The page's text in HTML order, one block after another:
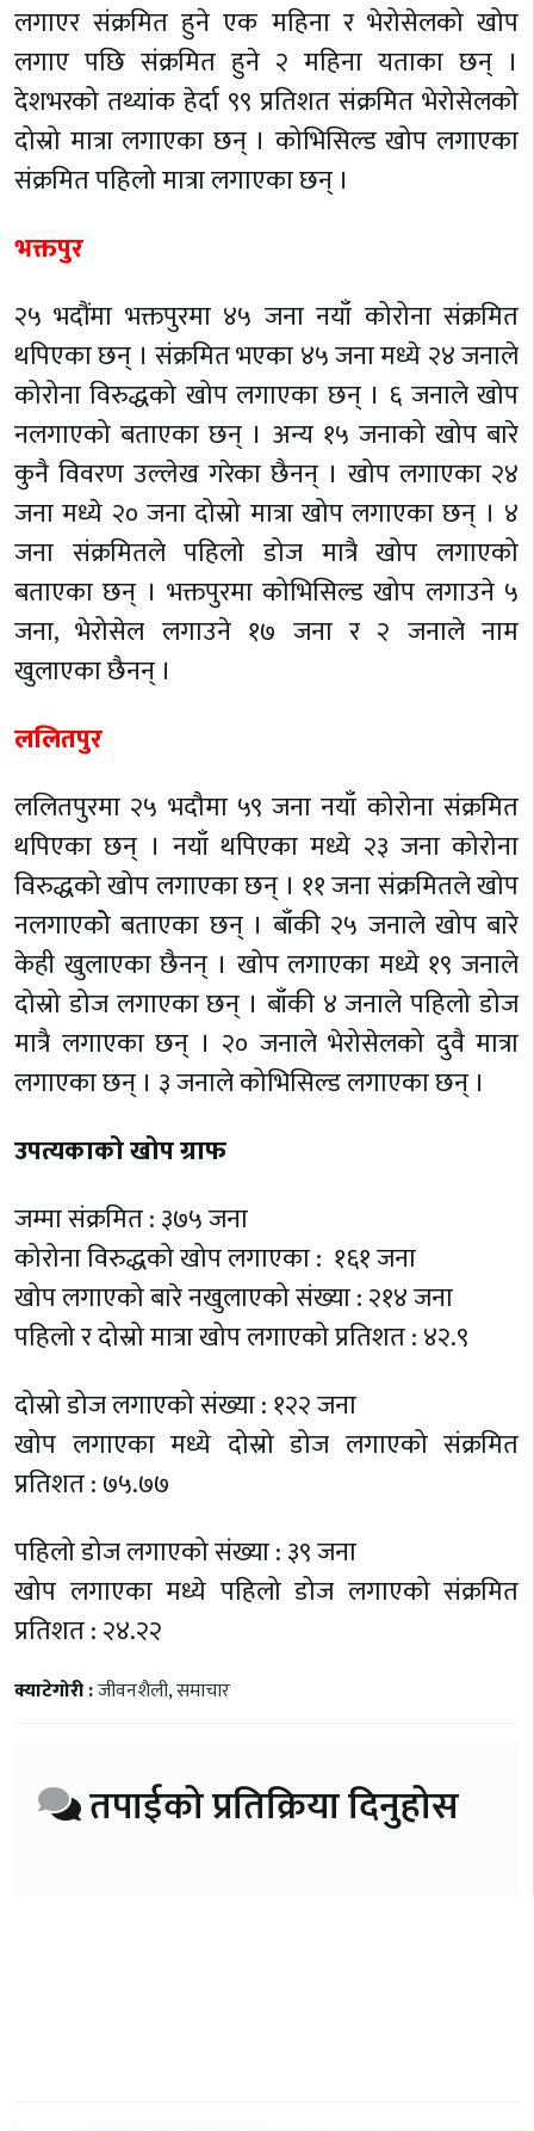
लगाएर संक्रमित हुने एक महिना र भेरोसेलको खोप
लगाए पछि संक्रमित हुने २ महिना यताका छन् ।
देशभरको तथ्यांक हेर्दा ९९ प्रतिशत संक्रमित भेरोसेलको
दोस्रो मात्रा लगाएका छन् । कोभिसिल्ड खोप लगाएका
संक्रमित पहिलो मात्रा लगाएका छन् ।
भक्तपुर
२५ भदौंमा भक्तपुरमा ४५ जना नयाँ कोरोना संक्रमित
थपिएका छन् । संक्रमित भएका ४५ जना मध्ये २४ जनाले
कोरोना विरुद्धको खोप लगाएका छन् । ६ जनाले खोप
नलगाएको बताएका छन् । अन्य १५ जनाको खोप बारे
कुनै विवरण उल्लेख गरेका छैनन् । खोप लगाएका २४
जना मध्ये २० जना दोस्रो मात्रा खोप लगाएका छन् । ४
जना संक्रमितले पहिलो डोज मात्रै खोप लगाएको
बताएका छन् । भक्तपुरमा कोभिसिल्ड खोप लगाउने ५
जना, भेरोसेल लगाउने १७ जना र २ जनाले नाम
खुलाएका छैनन् ।
ललितपुर
ललितपुरमा २५ भदौमा ५९ जना नयाँ कोरोना संक्रमित
थपिएका छन् । नयाँ थपिएका मध्ये २३ जना कोरोना
विरुद्धको खोप लगाएका छन् । ११ जना संक्रमितले खोप
नलगाएकोे बताएका छन् । बाँकी २५ जनाले खोप बारे
केही खुलाएका छैनन् । खोप लगाएका मध्ये १९ जनाले
दोस्रो डोज लगाएका छन् । बाँकी ४ जनाले पहिलो डोज
मात्रै लगाएका छन् । २० जनाले भेरोसेलको दुवै मात्रा
लगाएका छन् । ३ जनाले कोभिसिल्ड लगाएका छन् ।
उपत्यकाको खोप ग्राफ
जम्मा संक्रमित : ३७५ जना
कोरोना विरुद्धको खोप लगाएका : १६१ जना
खोप लगाएको बारे नखुलाएको संख्या : २१४ जना
पहिलो र दोस्रो मात्रा खोप लगाएको प्रतिशत : ४२.९
दोस्रो डोज लगाएको संख्या : १२२ जना
खोप लगाएका मध्ये दोस्रो डोज लगाएको संक्रमित
प्रतिशत : ७५.७७
पहिलो डोज लगाएको संख्या : ३९ जना
खोप लगाएका मध्ये पहिलो डोज लगाएको संक्रमित
प्रतिशत : २४.२२
क्याटेगोरी :जीवनशैली,समाचार
तपाईको प्रतिक्रिया दिनुहोस